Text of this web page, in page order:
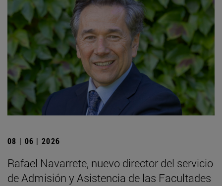
08 | 06 | 2026
Rafael Navarrete, nuevo director del servicio
de Admisión y Asistencia de las Facultades